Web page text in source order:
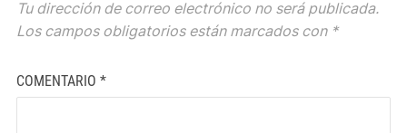
Tu dirección de correo electrónico no será publicada.
Los campos obligatorios están marcados con *
COMENTARIO *